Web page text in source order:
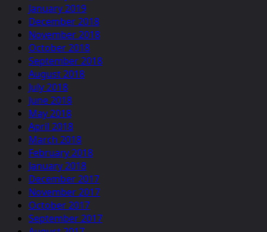
January 2019
December 2018
November 2018
October 2018
September 2018
August 2018
July 2018
June 2018
May 2018
April 2018
March 2018
February 2018
January 2018
December 2017
November 2017
October 2017
September 2017